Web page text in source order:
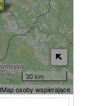
30 km
osoby wspierające